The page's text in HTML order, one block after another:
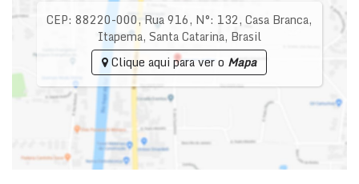
CEP: 88220-000, Rua 916, N°: 132,Casa Branca,
Itapema, Santa Catarina, Brasil
Clique aqui para ver o Mapa